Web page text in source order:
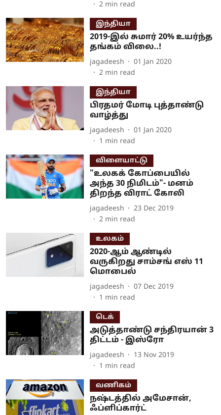
2 min read
இந்தியா
2019-இல் சுமார் 20% உயர்ந்த
தங்கம் விலை..!
jagadeesh
01 Jan 2020
2 min read
இந்தியா
பிரதமர் மோடி புத்தாண்டு
வாழ்த்து
jagadeesh
01 Jan 2020
1 min read
விளையாட்டு
"உலகக் கோப்பையில்
அந்த 30 நிமிடம்"- மனம்
திறந்த விராட் கோலி
jagadeesh
23 Dec 2019
2 min read
உலகம்
2020-ஆம் ஆண்டில்
வருகிறது சாம்சங் எஸ் 11
மொபைல்
jagadeesh
07 Dec 2019
1 min read
டெக்
அடுத்தாண்டு சந்திரயான் 3
திட்டம் - இஸ்ரோ
jagadeesh
13 Nov 2019
1 min read
வணிகம்
நஷ்டத்தில் அமேசான்,
ஃப்ளிப்கார்ட்